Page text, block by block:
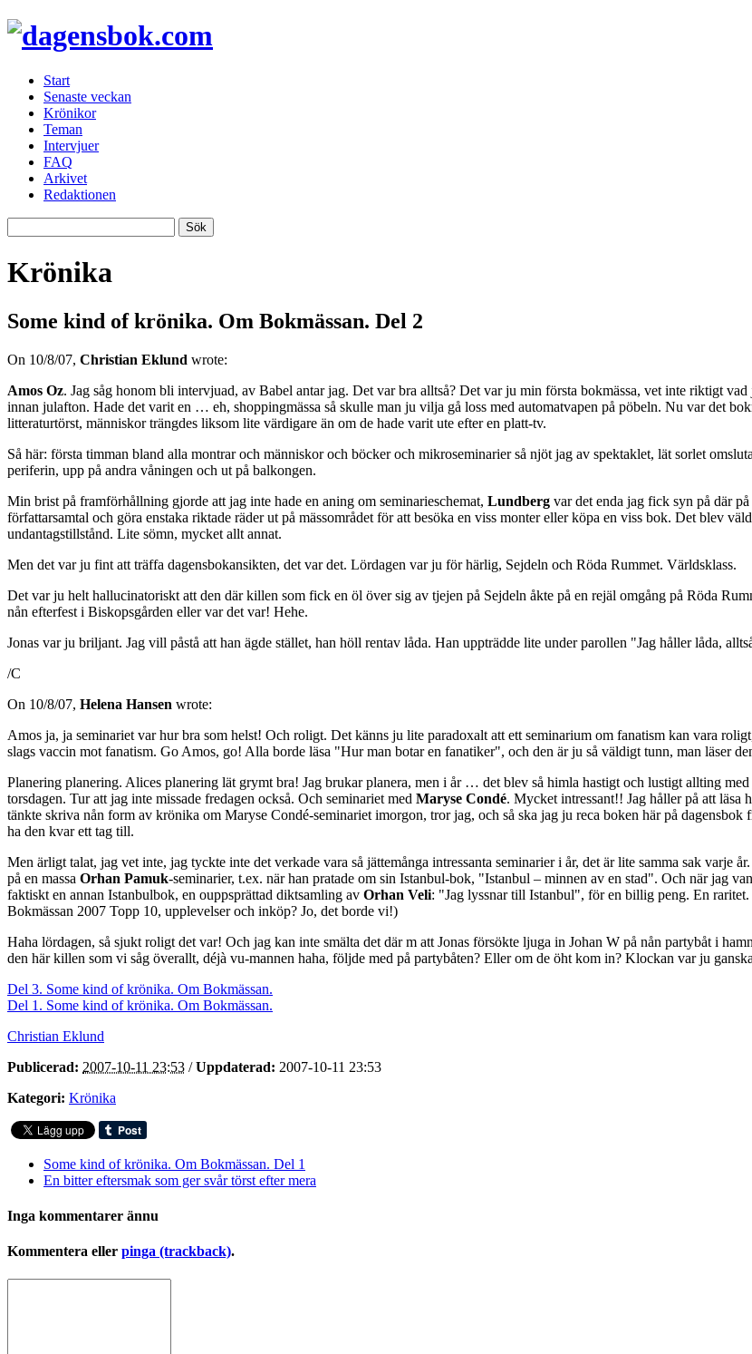
Start
Senaste veckan
Krönikor
Teman
Intervjuer
FAQ
Arkivet
Redaktionen
Krönika
Some kind of krönika. Om Bokmässan. Del 2
On 10/8/07, Christian Eklund wrote:
Amos Oz. Jag såg honom bli intervjuad, av Babel antar jag. Det var bra alltså? Det var ju min första bokmässa, vet inte riktigt
innan julafton. Hade det varit en … eh, shoppingmässa så skulle man ju vilja gå loss med automatvapen på pöbeln. Nu var det
litteraturtörst, människor trängdes liksom lite värdigare än om de hade varit ute efter en platt-tv.
Så här: första timman bland alla montrar och människor och böcker och mikroseminarier så njöt jag av spektaklet, lät sorlet
periferin, upp på andra våningen och ut på balkongen.
Min brist på framförhållning gjorde att jag inte hade en aning om seminarieschemat, Lundberg var det enda jag fick syn på där
författarsamtal och göra enstaka riktade räder ut på mässområdet för att besöka en viss monter eller köpa en viss bok. Det blev
undantagstillstånd. Lite sömn, mycket allt annat.
Men det var ju fint att träffa dagensbokansikten, det var det. Lördagen var ju för härlig, Sejdeln och Röda Rummet. Världsklass.
Det var ju helt hallucinatoriskt att den där killen som fick en öl över sig av tjejen på Sejdeln åkte på en rejäl omgång på Röda
nån efterfest i Biskopsgården eller var det var! Hehe.
Jonas var ju briljant. Jag vill påstå att han ägde stället, han höll rentav låda. Han uppträdde lite under parollen "Jag håller låda,
/C
On 10/8/07, Helena Hansen wrote:
Amos ja, ja seminariet var hur bra som helst! Och roligt. Det känns ju lite paradoxalt att ett seminarium om fanatism kan vara
slags vaccin mot fanatism. Go Amos, go! Alla borde läsa "Hur man botar en fanatiker", och den är ju så väldigt tunn, man läser
Planering planering. Alices planering lät grymt bra! Jag brukar planera, men i år … det blev så himla hastigt och lustigt allting med
torsdagen. Tur att jag inte missade fredagen också. Och seminariet med Maryse Condé. Mycket intressant!! Jag håller på att läsa
tänkte skriva nån form av krönika om Maryse Condé-seminariet imorgon, tror jag, och så ska jag ju reca boken här på
ha den kvar ett tag till.
Men ärligt talat, jag vet inte, jag tyckte inte det verkade vara så jättemånga intressanta seminarier i år, det är lite samma sak
på en massa Orhan Pamuk-seminarier, t.ex. när han pratade om sin Istanbul-bok, "Istanbul – minnen av en stad". Och när jag
faktiskt en annan Istanbulbok, en ouppsprättad diktsamling av Orhan Veli: "Jag lyssnar till Istanbul", för en billig peng. En
Bokmässan 2007 Topp 10, upplevelser och inköp? Jo, det borde vi!)
Haha lördagen, så sjukt roligt det var! Och jag kan inte smälta det där m att Jonas försökte ljuga in Johan W på nån partybåt i
den här killen som vi såg överallt, déjà vu-mannen haha, följde med på partybåten? Eller om de öht kom in? Klockan var ju
Del 3. Some kind of krönika. Om Bokmässan.
Del 1. Some kind of krönika. Om Bokmässan.
Christian Eklund
Publicerad: 2007-10-11 23:53 /Uppdaterad: 2007-10-11 23:53
Kategori: Krönika
Some kind of krönika. Om Bokmässan. Del 1
En bitter eftersmak som ger svår törst efter mera
Inga kommentarer ännu
Kommentera eller pinga (trackback).